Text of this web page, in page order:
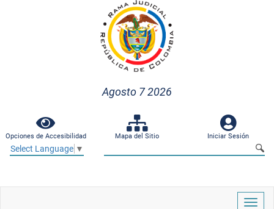
Agosto 7 2026
Opciones de Accesibilidad Mapa del Sitio Iniciar Sesión
Select Language ▼